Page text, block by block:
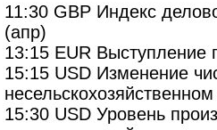
11:30 GBP Индекс
(апр)
13:15 EUR Выступление
15:15 USD Изменение
15:30 USD Уровень